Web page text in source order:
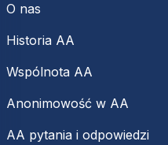
O nas
Historia AA
Wspólnota AA
Anonimowość w AA
AA pytania i odpowiedzi